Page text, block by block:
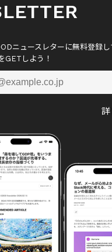
ニュースレターに無料登録
GETしよう！
詳